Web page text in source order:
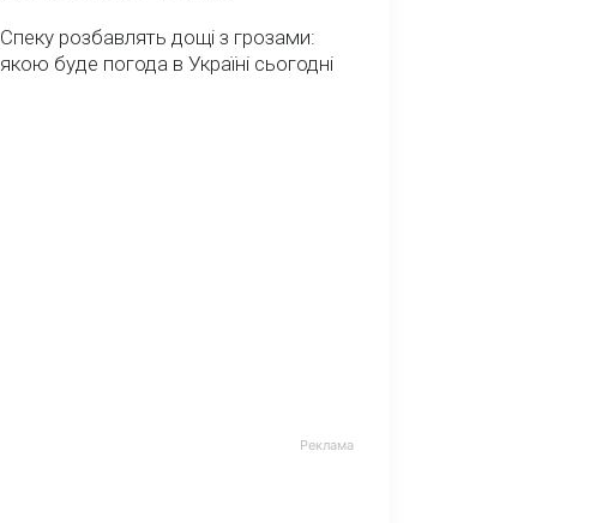
Спеку розбавлять дощі з грозами:
якою буде погода в Україні сьогодні